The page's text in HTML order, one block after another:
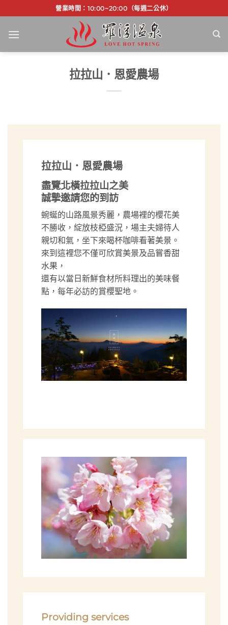
to
content
營業時間：10:00~20:00（每週二公休）
拉拉山．恩愛農場
拉拉山．恩愛農場
盡覽北橫拉拉山之美
誠摯邀請您的到訪
蜿蜒的山路風景秀麗，農場裡的櫻花美
不勝收，綻放枝椏盛況，場主夫婦待人
親切和氣，坐下來喝杯咖啡看著美景。
來到這裡您不僅可欣賞美景及品嘗香甜
水果，
還有以當日新鮮食材所料理出的美味餐
點，每年必訪的賞櫻聖地。
Providing services